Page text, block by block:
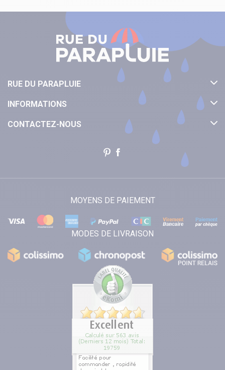
RUE DU PARAPLUIE
INFORMATIONS
CONTACTEZ-NOUS
MOYENS DE PAIEMENT
MODES DE LIVRAISON